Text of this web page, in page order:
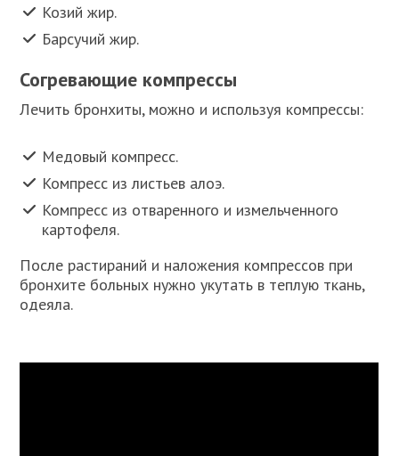
Козий жир.
Барсучий жир.
Согревающие компрессы
Лечить бронхиты, можно и используя компрессы:
Медовый компресс.
Компресс из листьев алоэ.
Компресс из отваренного и измельченного
картофеля.
После растираний и наложения компрессов при
бронхите больных нужно укутать в теплую ткань,
одеяла.